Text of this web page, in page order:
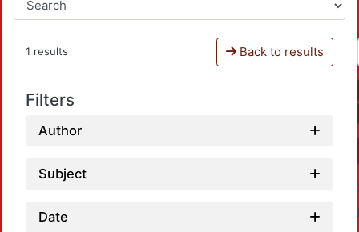
1 results Back to results
Filters
Author
Subject
Date